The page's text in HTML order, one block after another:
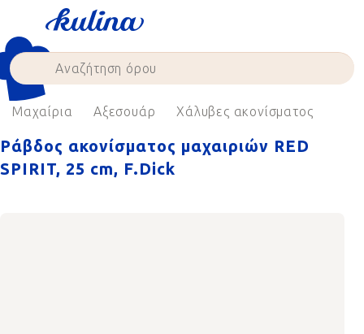
content
Μαχαίρια Αξεσουάρ Χάλυβες ακονίσματος
Ράβδος ακονίσματος μαχαιριών RED
SPIRIT, 25 cm, F.Dick